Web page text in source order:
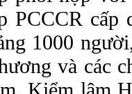
PCCCR cấp
1000
và các